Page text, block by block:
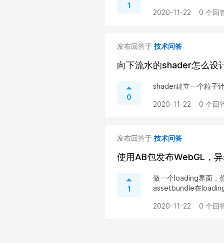
1
2020-11-22 0 个回
发布回答于 技术问答
向下流水的shader怎么设
0
shader建立一个粒子
2020-11-22 0 个回
发布回答于 技术问答
使用AB包发布WebGL，
1
做一个loading界面，
assetbundle在
2020-11-22 0 个回